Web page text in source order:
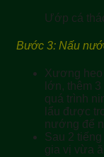
Ướp cá
Bước 3: Nấu
Xương heo
lớn, thêm
quá trình
lẩu được
nướng để
Sau 2
gia vị vừa